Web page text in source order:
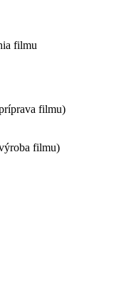
filmu
filmu)
filmu)